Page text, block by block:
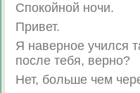
Спокойной ночи.
Привет.
Я наверное учился
после тебя, верно?
Нет, больше чем